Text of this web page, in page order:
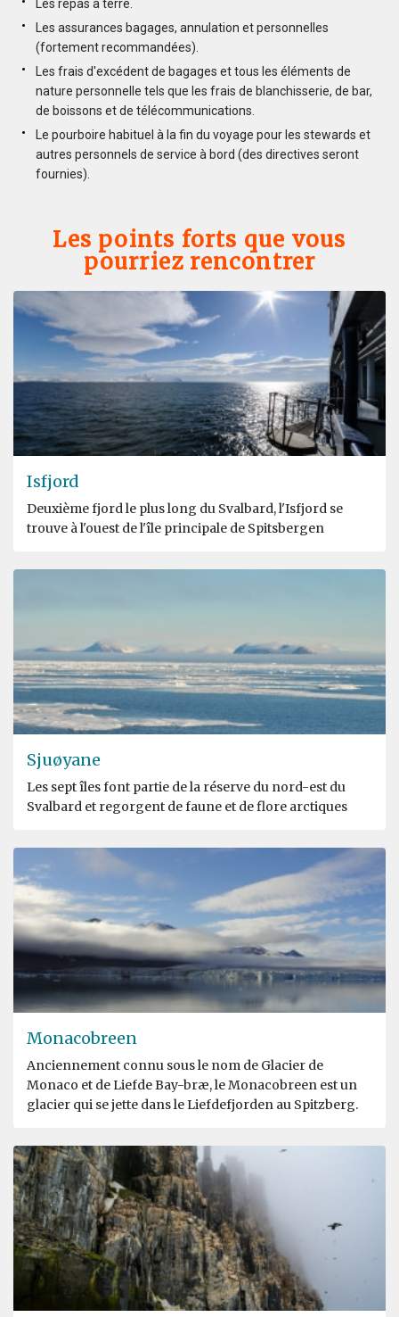
Les repas à terre.
Les assurances bagages, annulation et personnelles
(fortement recommandées).
Les frais d'excédent de bagages et tous les éléments de
nature personnelle tels que les frais de blanchisserie, de bar,
de boissons et de télécommunications.
Le pourboire habituel à la fin du voyage pour les stewards et
autres personnels de service à bord (des directives seront
fournies).
Les points forts que vous
pourriez rencontrer
Isfjord
Deuxième fjord le plus long du Svalbard, l'Isfjord se
trouve à l'ouest de l'île principale de Spitsbergen
Sjuøyane
Les sept îles font partie de la réserve du nord-est du
Svalbard et regorgent de faune et de flore arctiques
Monacobreen
Anciennement connu sous le nom de Glacier de
Monaco et de Liefde Bay-bræ, le Monacobreen est un
glacier qui se jette dans le Liefdefjorden au Spitzberg.